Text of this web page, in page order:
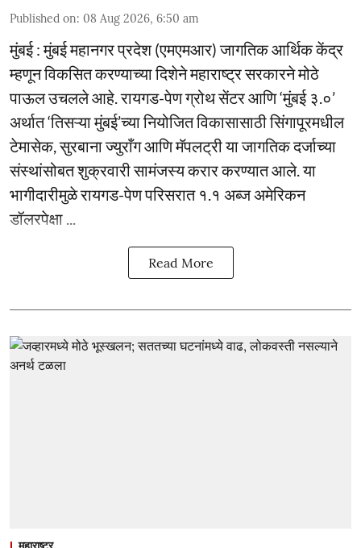
Published on: 08 Aug 2026, 6:50 am
मुंबई : मुंबई महानगर प्रदेश (एमएमआर) जागतिक आर्थिक केंद्र
म्हणून विकसित करण्याच्या दिशेने महाराष्ट्र सरकारने मोठे
पाऊल उचलले आहे. रायगड-पेण ग्रोथ सेंटर आणि ‘मुंबई ३.०’
अर्थात ‘तिसऱ्या मुंबई’च्या नियोजित विकासासाठी सिंगापूरमधील
टेमासेक, सुरबाना ज्युराँग आणि मॅपलट्री या जागतिक दर्जाच्या
संस्थांसोबत शुक्रवारी सामंजस्य करार करण्यात आले. या
भागीदारीमुळे रायगड-पेण परिसरात १.१ अब्ज अमेरिकन
डॉलरपेक्षा ...
Read More